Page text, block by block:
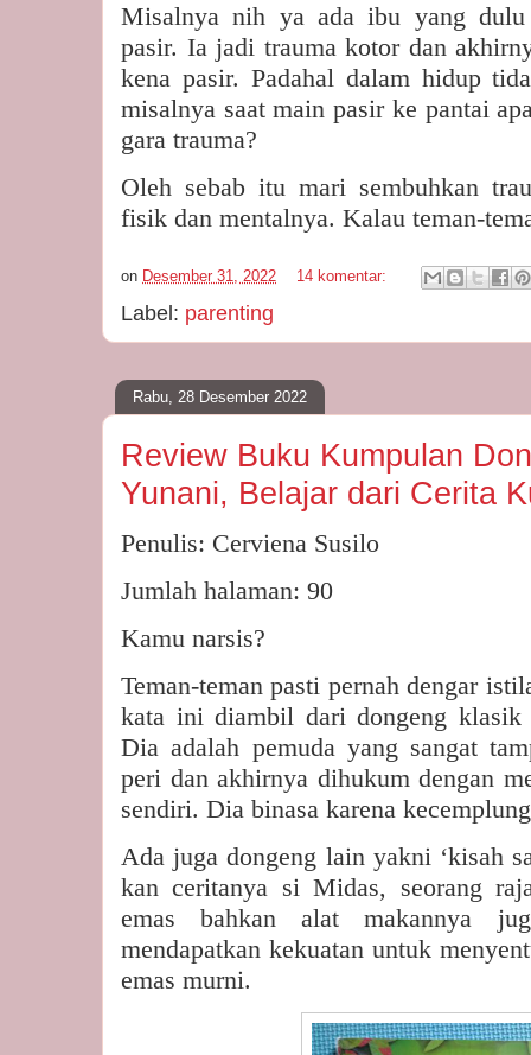
Misalnya nih ya ada ibu yang dulu
pasir. Ia jadi trauma kotor dan
kena pasir. Padahal dalam hidup
misalnya saat main pasir ke pantai
gara trauma?
Oleh sebab itu mari sembuhkan
fisik dan mentalnya. Kalau teman-
on Desember 31, 2022 14 komentar:
Label: parenting
Rabu, 28 Desember 2022
Review Buku Kumpulan
Yunani, Belajar dari Cerita
Penulis: Cerviena Susilo
Jumlah halaman: 90
Kamu narsis?
Teman-teman pasti pernah dengar
kata ini diambil dari dongeng klasik
Dia adalah pemuda yang sangat
peri dan akhirnya dihukum dengan
sendiri. Dia binasa karena
Ada juga dongeng lain yakni ‘kisah
kan ceritanya si Midas, seorang
emas bahkan alat makannya
mendapatkan kekuatan untuk
emas murni.